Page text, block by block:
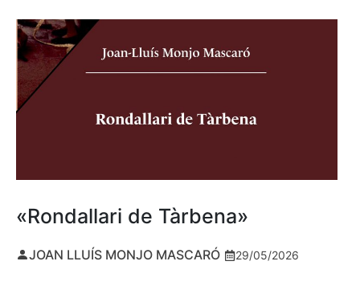
«Rondallari de Tàrbena»
JOAN LLUÍS MONJO MASCARÓ 29/05/2026